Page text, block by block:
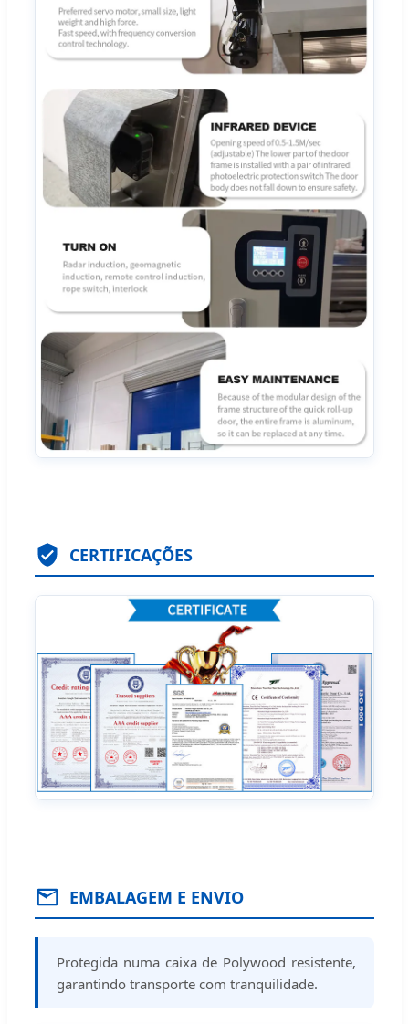
CERTIFICAÇÕES
EMBALAGEM E ENVIO
Protegida numa caixa de Polywood resistente,
garantindo transporte com tranquilidade.